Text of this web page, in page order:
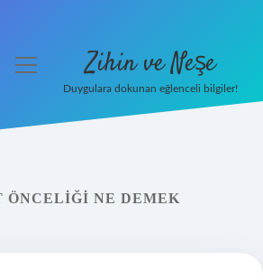
menüyü
Zihin ve Neşe
Duygulara dokunan eğlenceli bilgiler!
ÖNCELIĞI NE DEMEK